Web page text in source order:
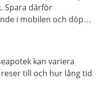
Spara därför
i mobilen och döp
kan variera
till och hur lång tid